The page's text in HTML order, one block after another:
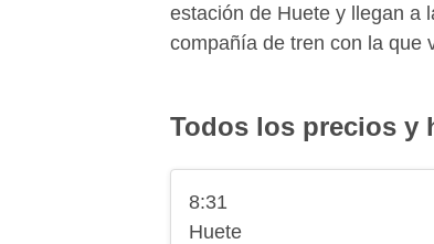
estación de Huete y llegan a
compañía de tren con la que
Todos los precios y
8:31
Huete